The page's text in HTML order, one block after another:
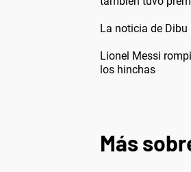
La noticia de Dibu
Lionel Messi
los hinchas
Más